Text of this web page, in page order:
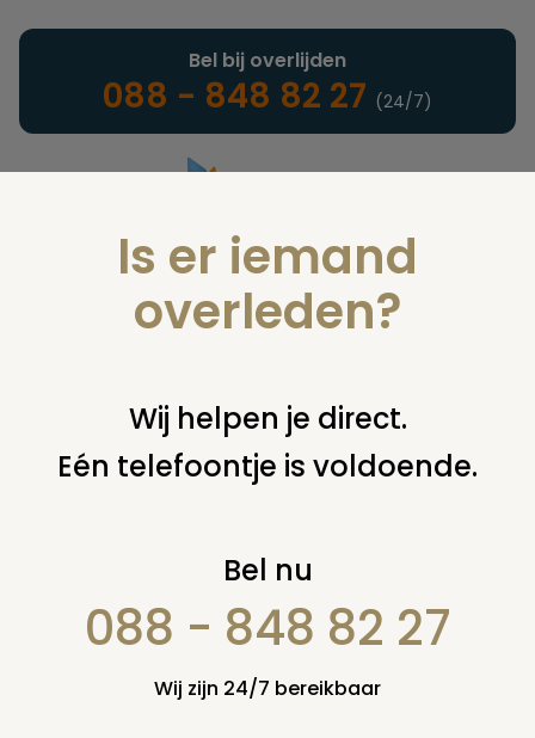
Landelijke uitvaartonderneming
Bel bij overlijden
088 - 848 82 27 (24/7)
U bent hier: home nieuws & agenda nieuws 29 nieuwe
keurmerkhouders voor keurmerk uitvaartzorg
29 nieuwe
keurmerkhouders
voor Keurmerk
Uitvaartzorg
Is er iemand
overleden?
Wij helpen je direct.
Eén telefoontje is voldoende.
Bel nu
088 - 848 82 27
Wij zijn 24/7 bereikbaar